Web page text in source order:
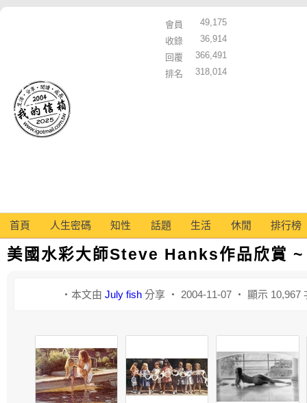
會員
49,175
收錄
36,914
回覆
366,491
排名
318,014
首頁 人生密碼 知性 話題 生活 休閒 排行榜
美國水彩大師Steve Hanks作品欣賞 ~
‧本文由 July fish 分享 ‧ 2004-11-07 ‧ 顯示